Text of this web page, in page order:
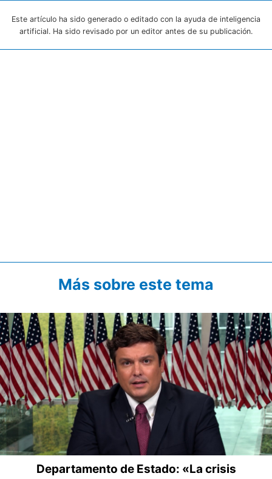
Este artículo ha sido generado o editado con la ayuda de inteligencia
artificial. Ha sido revisado por un editor antes de su publicación.
Más sobre este tema
Departamento de Estado: «La crisis